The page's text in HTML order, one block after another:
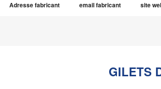
Adresse fabricant email fabricant site
GILETS